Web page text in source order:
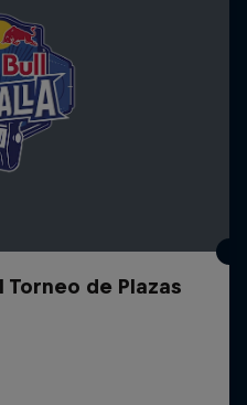
Torneo de Plazas